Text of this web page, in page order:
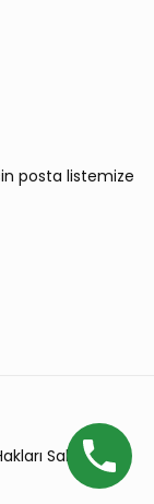
posta listemize
Saklıdır.